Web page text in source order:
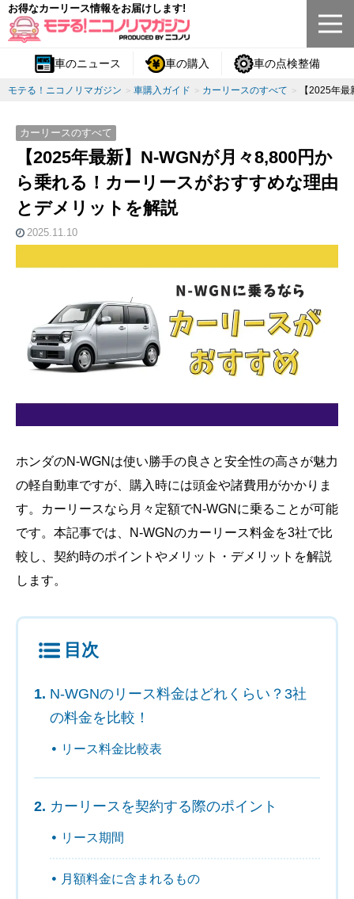
お得なカーリース情報をお届けします!
車のニュース 車の購入 車の点検整備
モテる！ニコノリマガジン 車購入ガイド カーリースのすべて 【2025年
カーリースのすべて
【2025年最新】N-WGNが月々8,800円か
ら乗れる！カーリースがおすすめな理由
とデメリットを解説
2025.11.10
ホンダのN-WGNは使い勝手の良さと安全性の高さが魅力
の軽自動車ですが、購入時には頭金や諸費用がかかりま
す。カーリースなら月々定額でN-WGNに乗ることが可能
です。本記事では、N-WGNのカーリース料金を3社で比
較し、契約時のポイントやメリット・デメリットを解説
します。
目次
N-WGNのリース料金はどれくらい？3社
の料金を比較！
リース料金比較表
カーリースを契約する際のポイント
リース期間
月額料金に含まれるもの